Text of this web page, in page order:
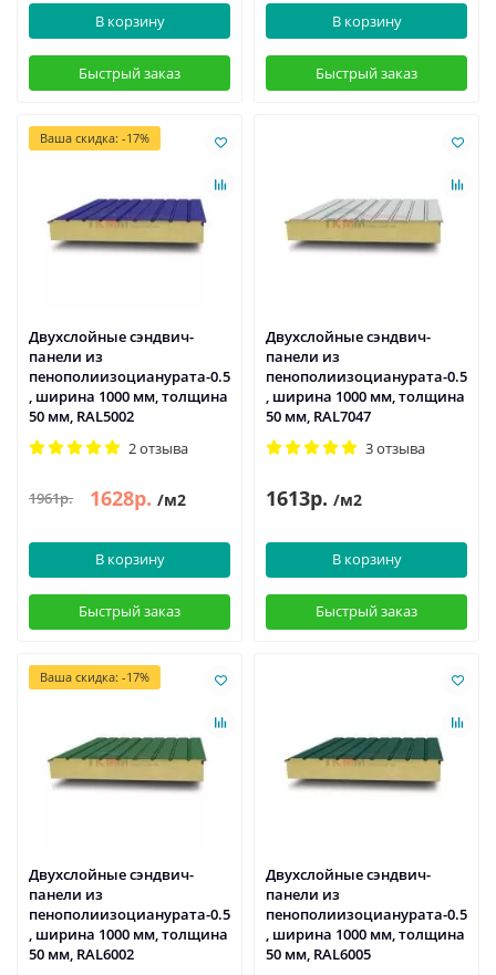
В корзину
Быстрый заказ
В корзину
Быстрый заказ
Ваша скидка: -17%
Двухслойные сэндвич-
панели из
пенополиизоцианурата-0.5
, ширина 1000 мм, толщина
50 мм, RAL5002
2 отзыва
1961р. 1628р. /м2
В корзину
Быстрый заказ
Двухслойные сэндвич-
панели из
пенополиизоцианурата-0.5
, ширина 1000 мм, толщина
50 мм, RAL7047
3 отзыва
1613р. /м2
В корзину
Быстрый заказ
Ваша скидка: -17%
Двухслойные сэндвич-
панели из
пенополиизоцианурата-0.5
, ширина 1000 мм, толщина
50 мм, RAL6002
Двухслойные сэндвич-
панели из
пенополиизоцианурата-0.5
, ширина 1000 мм, толщина
50 мм, RAL6005